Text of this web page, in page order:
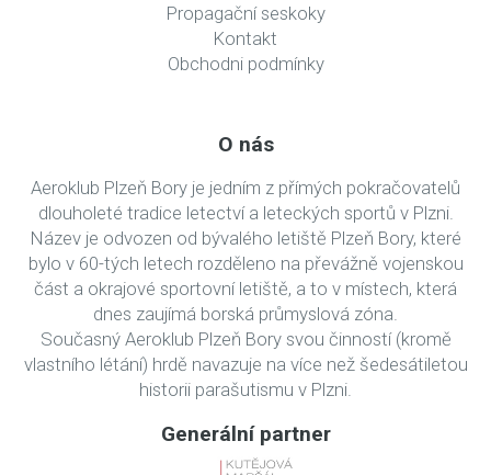
Propagační seskoky
Kontakt
Obchodni podmínky
O nás
Aeroklub Plzeň Bory je jedním z přímých pokračovatelů
dlouholeté tradice letectví a leteckých sportů v Plzni.
Název je odvozen od bývalého letiště Plzeň Bory, které
bylo v 60-tých letech rozděleno na převážně vojenskou
část a okrajové sportovní letiště, a to v místech, která
dnes zaujímá borská průmyslová zóna.
Současný Aeroklub Plzeň Bory svou činností (kromě
vlastního létání) hrdě navazuje na více než šedesátiletou
historii parašutismu v Plzni.
Generální partner